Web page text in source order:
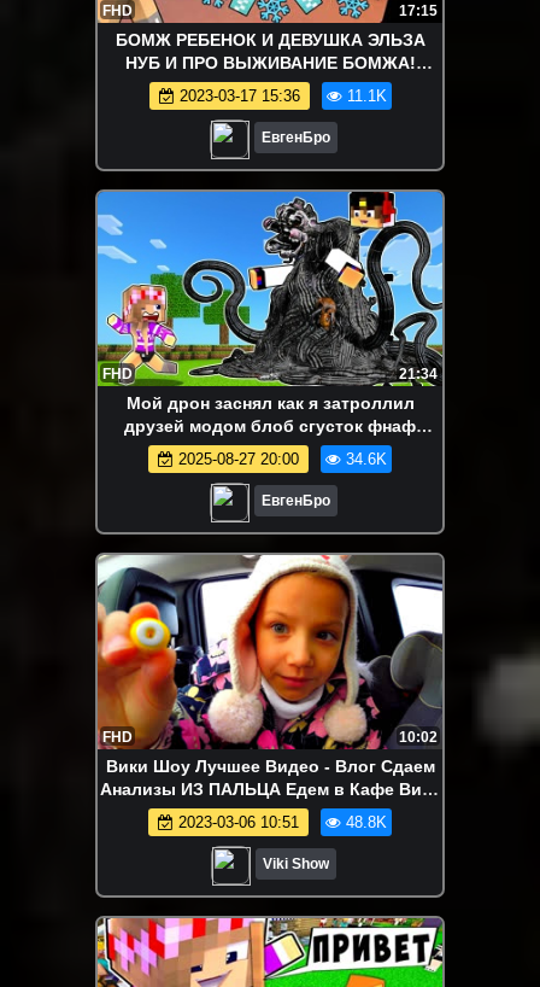
FHD 17:15
БОМЖ РЕБЕНОК И ДЕВУШКА ЭЛЬЗА
НУБ И ПРО ВЫЖИВАНИЕ БОМЖА!
МАЙНКРАФТ В РЕАЛЬНОЙ ЖИЗНИ
ВИДЕО ТРОЛЛИНГ
2023-03-17 15:36 11.1K
ЕвгенБро
FHD 21:34
Мой дрон заснял как я затроллил
друзей модом блоб сгусток фнаф
сломанный мод в майнкрафт! девушка
новичок видео minecraft
2025-08-27 20:00 34.6K
ЕвгенБро
FHD 10:02
Вики Шоу Лучшее Видео - Влог Сдаем
Анализы ИЗ ПАЛЬЦА Едем в Кафе Вика
и Мама Влог / Вики Шоу
2023-03-06 10:51 48.8K
Viki Show